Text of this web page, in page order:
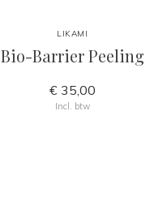
LIKAMI
Bio-Barrier Peeling
€ 35,00
Incl. btw